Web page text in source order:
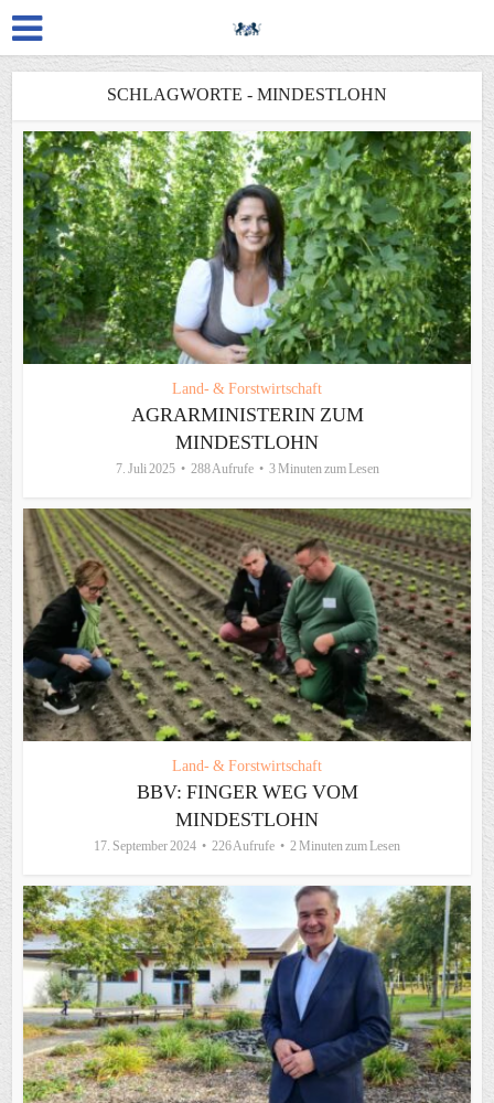
SCHLAGWORTE - MINDESTLOHN
Land- & Forstwirtschaft
AGRARMINISTERIN ZUM
MINDESTLOHN
7. Juli 2025 288 Aufrufe 3 Minuten zum Lesen
Land- & Forstwirtschaft
BBV: FINGER WEG VOM
MINDESTLOHN
17. September 2024 226 Aufrufe 2 Minuten zum Lesen